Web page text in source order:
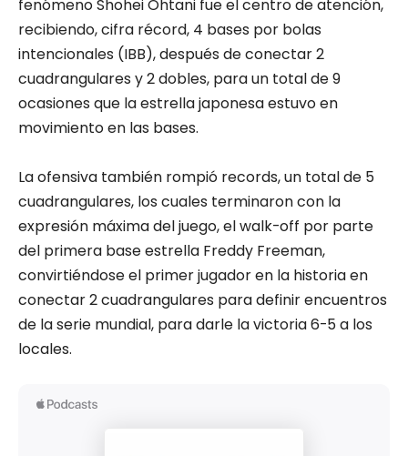
fenómeno Shohei Ohtani fue el centro de atención,
recibiendo, cifra récord, 4 bases por bolas
intencionales (IBB), después de conectar 2
cuadrangulares y 2 dobles, para un total de 9
ocasiones que la estrella japonesa estuvo en
movimiento en las bases.
La ofensiva también rompió records, un total de 5
cuadrangulares, los cuales terminaron con la
expresión máxima del juego, el walk-off por parte
del primera base estrella Freddy Freeman,
convirtiéndose el primer jugador en la historia en
conectar 2 cuadrangulares para definir encuentros
de la serie mundial, para darle la victoria 6-5 a los
locales.